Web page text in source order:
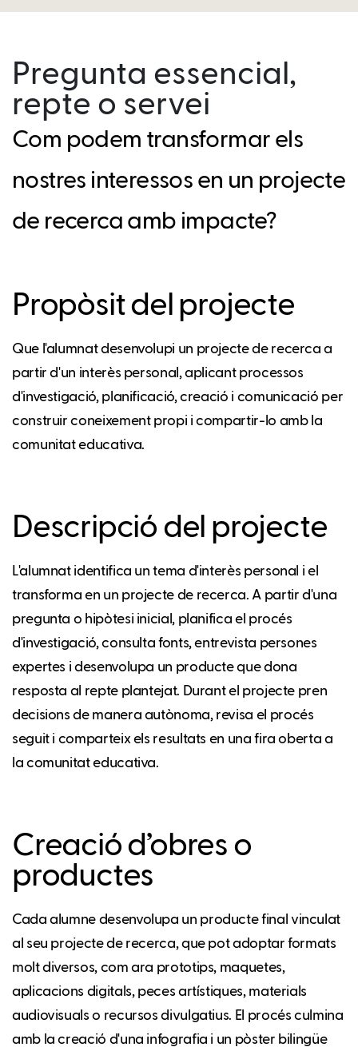
Pregunta essencial,
repte o servei
Com podem transformar els
nostres interessos en un projecte
de recerca amb impacte?
Propòsit del projecte
Que l'alumnat desenvolupi un projecte de recerca a
partir d'un interès personal, aplicant processos
d'investigació, planificació, creació i comunicació per
construir coneixement propi i compartir-lo amb la
comunitat educativa.
Descripció del projecte
L'alumnat identifica un tema d'interès personal i el
transforma en un projecte de recerca. A partir d'una
pregunta o hipòtesi inicial, planifica el procés
d'investigació, consulta fonts, entrevista persones
expertes i desenvolupa un producte que dona
resposta al repte plantejat. Durant el projecte pren
decisions de manera autònoma, revisa el procés
seguit i comparteix els resultats en una fira oberta a
la comunitat educativa.
Creació d’obres o
productes
Cada alumne desenvolupa un producte final vinculat
al seu projecte de recerca, que pot adoptar formats
molt diversos, com ara prototips, maquetes,
aplicacions digitals, peces artístiques, materials
audiovisuals o recursos divulgatius. El procés culmina
amb la creació d'una infografia i un pòster bilingüe